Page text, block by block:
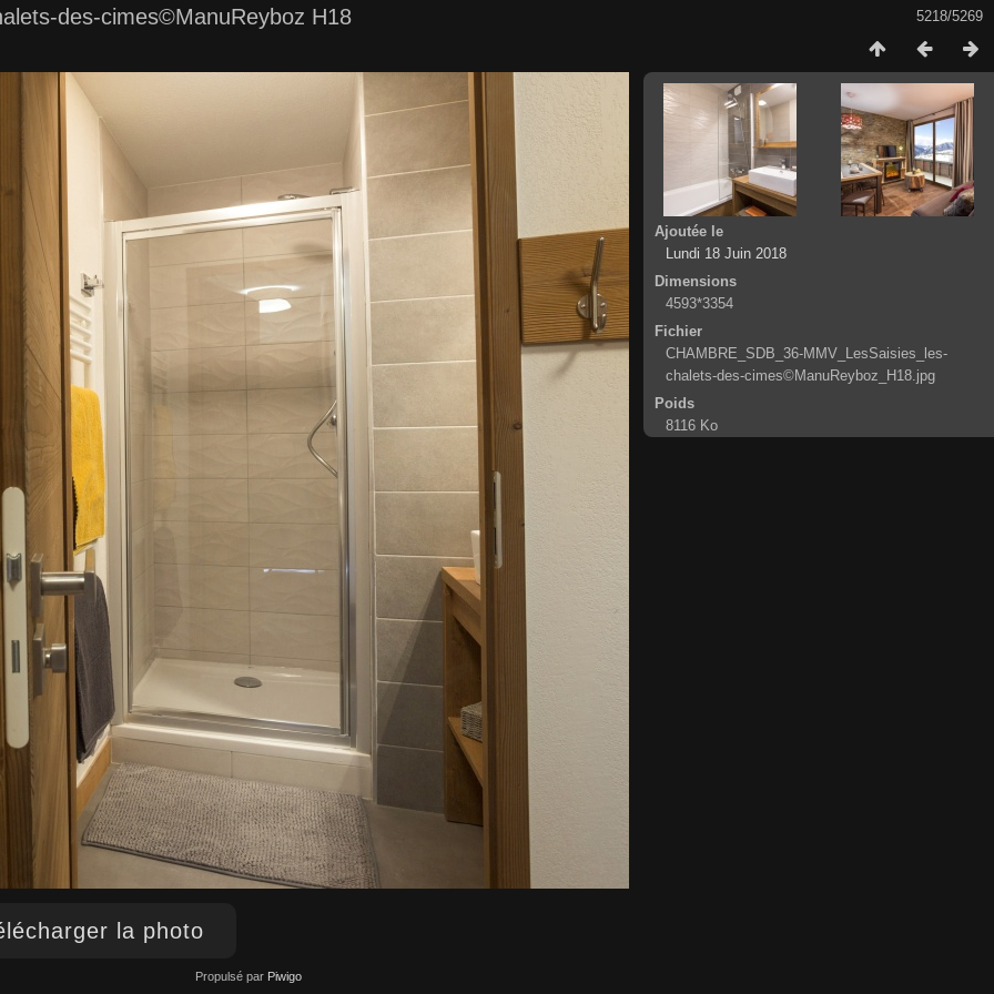
5218/5269
des-cimes©ManuReyboz H18
la photo
Ajoutée le
Lundi 18 Juin 2018
Dimensions
4593*3354
Fichier
CHAMBRE_SDB_36-MMV_LesSaisies_les-
chalets-des-cimes©ManuReyboz_H18.jpg
Poids
8116 Ko
Propulsé par Piwigo